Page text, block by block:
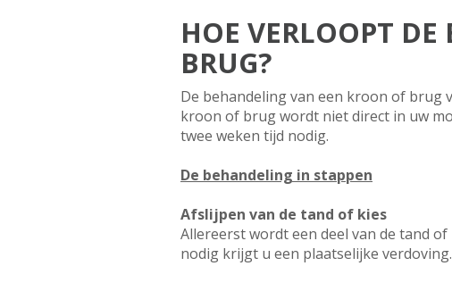
HOE VERLOOPT
BRUG?
De behandeling van een kroon of brug
kroon of brug wordt niet direct in uw
twee weken tijd nodig.
De behandeling in stappen
Afslijpen van de tand of kies
Allereerst wordt een deel van de tand
nodig krijgt u een plaatselijke verdoving.